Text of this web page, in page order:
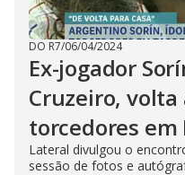
DO R7/06/04/2024
Ex-jogador
Cruzeiro, volta
torcedores
Lateral divulgou o
sessão de fotos e